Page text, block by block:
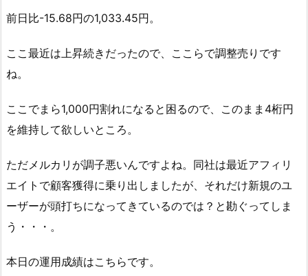
前日比-15.68円の1,033.45円。
ここ最近は上昇続きだったので、ここらで調整売りです
ね。
ここでまら1,000円割れになると困るので、このまま4桁円
を維持して欲しいところ。
ただメルカリが調子悪いんですよね。同社は最近アフィリ
エイトで顧客獲得に乗り出しましたが、それだけ新規のユ
ーザーが頭打ちになってきているのでは？と勘ぐってしま
う・・・。
本日の運用成績はこちらです。